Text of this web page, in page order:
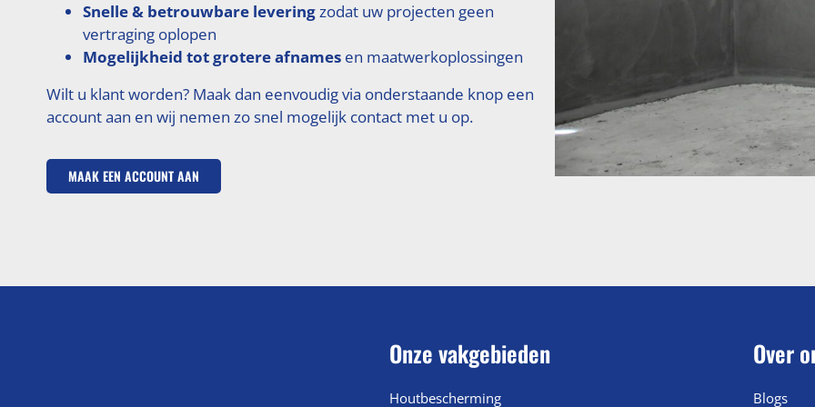
Snelle & betrouwbare leveringzodat uw projecten geen
vertraging oplopen
Mogelijkheid tot grotere afnames en maatwerkoplossingen
Wilt u klant worden? Maak dan eenvoudig via onderstaande knop een
account aan en wij nemen zo snel mogelijk contact met u op.
MAAK EEN ACCOUNT AAN
Onze vakgebieden
Houtbescherming
Over
Blogs